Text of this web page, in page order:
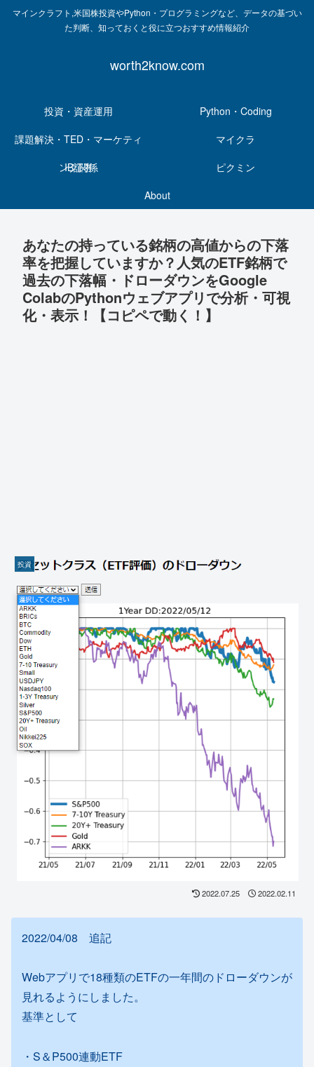
マインクラフト,米国株投資やPython・プログラミングなど、データの基づい
た判断、知っておくと役に立つおすすめ情報紹介
worth2know.com
投資・資産運用
Python・Coding
課題解決・TED・マーケティ
ング関係
マイクラ
IB証券
ピクミン
About
あなたの持っている銘柄の高値からの下落
率を把握していますか？人気のETF銘柄で
過去の下落幅・ドローダウンをGoogle
ColabのPythonウェブアプリで分析・可視
化・表示！【コピペで動く！】
投資
2022.07.25 2022.02.11
2022/04/08 追記
Webアプリで18種類のETFの一年間のドローダウンが
見れるようにしました。
基準として
・S＆P500連動ETF